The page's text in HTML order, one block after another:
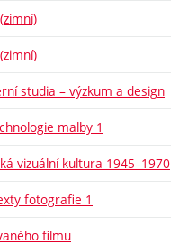
studia – výzkum a design
malby 1
vizuální kultura 1945–1970
fotografie 1
filmu